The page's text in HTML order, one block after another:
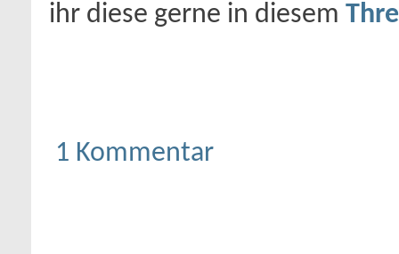
ihr diese gerne in diesem
1 Kommentar